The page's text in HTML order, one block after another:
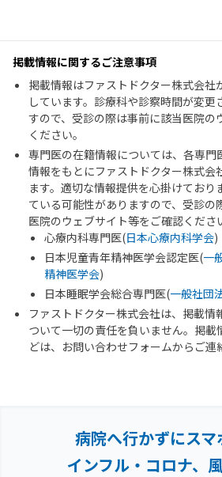
掲載情報に関するご注意事項
掲載情報はファストドクター株式会社
しています。診療科や診察時間が変更
すので、受診の際は事前に該当医院の
ください。
専門医の在籍情報については、各専門
情報をもとにファストドクター株式会
ます。適切な情報提供を心掛けており
ている可能性がありますので、受診の
医院のウェブサイト等をご確認くださ
心療内科専門医(日本心療内科学会)
日本児童青年精神医学会認定医(一
精神医学会)
日本睡眠学会総合専門医(一般社団
ファストドクター株式会社は、掲載情
ついて一切の責任を負いません。掲載
どは、お問い合わせフォームからご連
病院へ行かずにスマ
インフル・コロナ、